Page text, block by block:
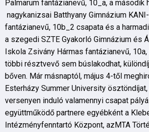
Palmarum fantázianevű, 10_a, a második
nagykanizsai Batthyany Gimnázium
fantázianevű, 10b_2 csapata és a
a szegedi SZTE Gyakorló Gimnázium és
Iskola Zsivány Hármas fantázianevű,
többi résztvevő sem búslakodhat,
bőven. Már másnaptól, május 4-től
Esterházy Summer University
versenyen induló valamennyi csapat
együttműködő partnere egyébként a
Intézményfenntartó Központ, azMTA